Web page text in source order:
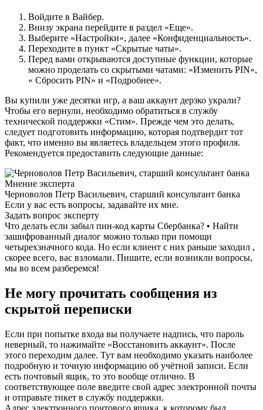
Войдите в Вайбер.
Внизу экрана перейдите в раздел «Еще».
Выберите «Настройки», далее «Конфиденциальность».
Переходите в пункт «Скрытые чаты».
Перед вами открываются доступные функции, которые
можно проделать со скрытыми чатами: «Изменить PIN»,
« Сбросить PIN» и «Подробнее».
Вы купили уже десятки игр, а ваш аккаунт дерзко украли?
Чтобы его вернули, необходимо обратиться в службу
технической поддержки «Стим». Прежде чем это делать,
следует подготовить информацию, которая подтвердит тот
факт, что именно вы являетесь владельцем этого профиля.
Рекомендуется предоставить следующие данные:
Мнение эксперта
Черноволов Петр Васильевич, старший консультант банка
Если у вас есть вопросы, задавайте их мне.
Задать вопрос эксперту
Что делать если забыл пин-код карты Сбербанка? • Найти
зашифрованный диалог можно только при помощи
четырехзначного кода. Но если клиент с них раньше заходил ,
скорее всего, вас взломали. Пишите, если возникли вопросы,
мы во всем разберемся!
Не могу прочитать сообщения из
скрытой переписки
Если при попытке входа вы получаете надпись, что пароль
неверный, то нажимайте «Восстановить аккаунт». После
этого переходим далее. Тут вам необходимо указать наиболее
подробную и точную информацию об учётной записи. Если
есть почтовый ящик, то это вообще отлично. В
соответствующее поле введите свой адрес электронной почты
и отправьте тикет в службу поддержки.
Адрес электронного почтового ящика, к которому был